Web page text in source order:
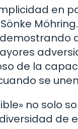
en
de la
se
no solo
de